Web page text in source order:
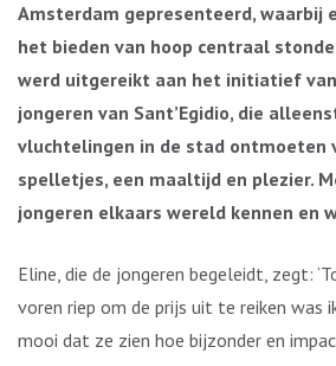
Amsterdam gepresenteerd, waarbij
het bieden van hoop centraal
werd uitgereikt aan het initiatief van
jongeren van Sant’Egidio, die
vluchtelingen in de stad ontmoeten
spelletjes, een maaltijd en plezier.
jongeren elkaars wereld kennen en
Eline, die de jongeren begeleidt, zegt:
voren riep om de prijs uit te reiken was
mooi dat ze zien hoe bijzonder en